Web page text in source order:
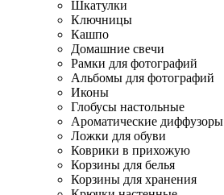
Шкатулки
Ключницы
Кашпо
Домашние свечи
Рамки для фотографий
Альбомы для фотографий
Иконы
Глобусы настольные
Ароматические диффузоры
Ложки для обуви
Коврики в прихожую
Корзины для белья
Корзины для хранения